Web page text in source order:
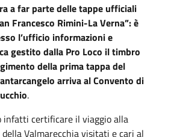
a far parte delle tappe ufficiali
Francesco Rimini-La Verna”: è
l’ufficio informazioni e
gestito dalla Pro Loco il timbro
della prima tappa del
arriva al Convento di
.
infatti certificare il viaggio alla
Valmarecchia visitati e cari al